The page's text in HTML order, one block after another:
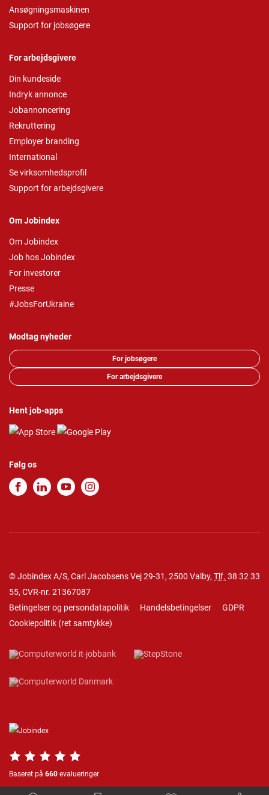
Ansøgningsmaskinen
Support for jobsøgere
For arbejdsgivere
Din kundeside
Indryk annonce
Jobannoncering
Rekruttering
Employer branding
International
Se virksomhedsprofil
Support for arbejdsgivere
Om Jobindex
Om Jobindex
Job hos Jobindex
For investorer
Presse
#JobsForUkraine
Modtag nyheder
For jobsøgere
For arbejdsgivere
Hent job-apps
Følg os
© Jobindex A/S, Carl Jacobsens Vej 29-31, 2500 Valby, Tlf. 38 32 33
55, CVR-nr. 21367087
Betingelser og persondatapolitik
Handelsbetingelser
GDPR
Cookiepolitik (ret samtykke)
Baseret på 660 evalueringer